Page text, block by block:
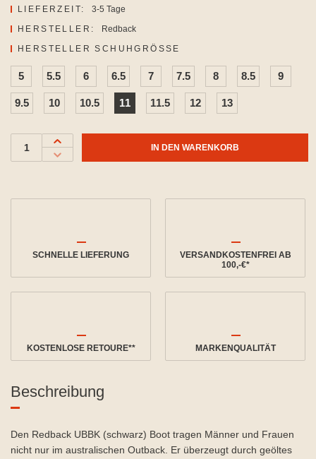
LIEFERZEIT:
3-5 Tage
HERSTELLER:
Redback
HERSTELLER SCHUHGRÖSSE
5 5.5 6 6.5 7 7.5 8 8.5 9
9.5 10 10.5 11 11.5 12 13
IN DEN WARENKORB
SCHNELLE LIEFERUNG
VERSANDKOSTENFREI AB
100,-€*
KOSTENLOSE RETOURE** MARKENQUALITÄT
Beschreibung
Den Redback UBBK (schwarz) Boot tragen Männer und Frauen
nicht nur im australischen Outback. Er überzeugt durch geöltes